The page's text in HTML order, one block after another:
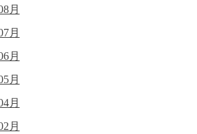
月
月
月
月
月
月